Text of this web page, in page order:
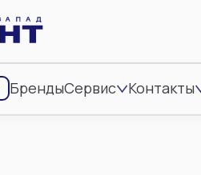
БрендыСервис Контакты